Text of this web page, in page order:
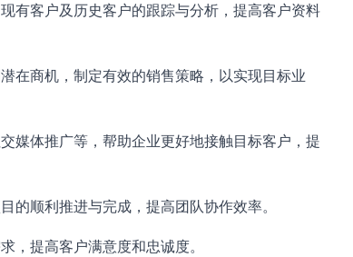
有客户及历史客户的跟踪与分析，提高客户资料
在商机，制定有效的销售策略，以实现目标业
媒体推广等，帮助企业更好地接触目标客户，提
的顺利推进与完成，提高团队协作效率。
，提高客户满意度和忠诚度。